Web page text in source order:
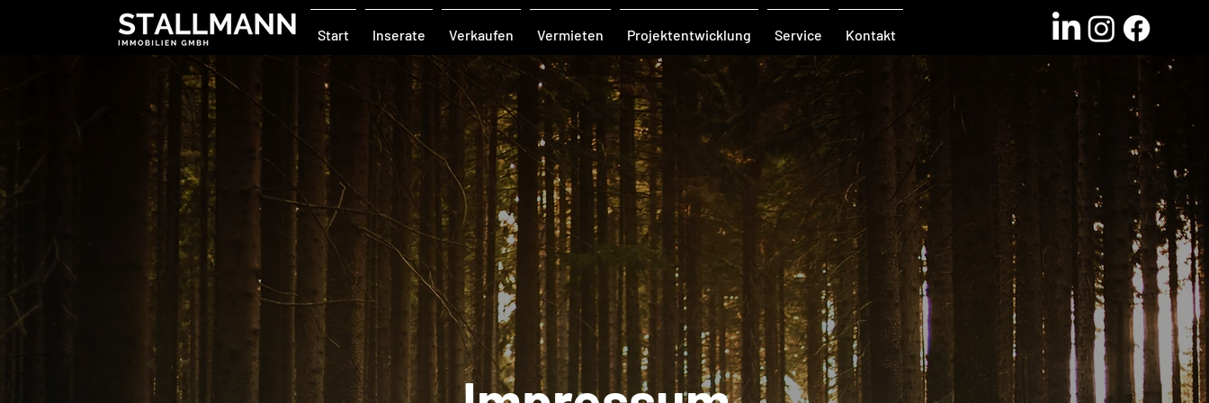
Start Inserate Verkaufen Vermieten Projektentwicklung Service Kontakt